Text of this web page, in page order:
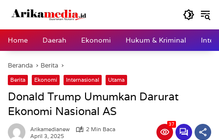
Home
Daerah Ekonomi Hukum & Kriminal
Beranda Berita
Berita Ekonomi Internasional Utama
Donald Trump Umumkan Darurat
Ekonomi Nasional AS
Arikamedianew
2 Min Baca
April 3, 2025
37